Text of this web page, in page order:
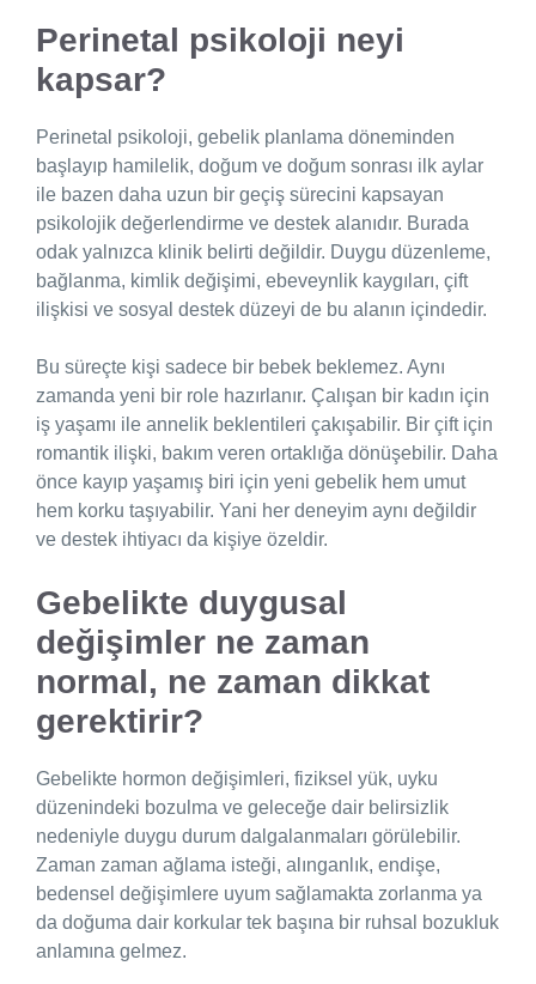
Perinetal psikoloji neyi
kapsar?
Perinetal psikoloji, gebelik planlama döneminden
başlayıp hamilelik, doğum ve doğum sonrası ilk aylar
ile bazen daha uzun bir geçiş sürecini kapsayan
psikolojik değerlendirme ve destek alanıdır. Burada
odak yalnızca klinik belirti değildir. Duygu düzenleme,
bağlanma, kimlik değişimi, ebeveynlik kaygıları, çift
ilişkisi ve sosyal destek düzeyi de bu alanın içindedir.
Bu süreçte kişi sadece bir bebek beklemez. Aynı
zamanda yeni bir role hazırlanır. Çalışan bir kadın için
iş yaşamı ile annelik beklentileri çakışabilir. Bir çift için
romantik ilişki, bakım veren ortaklığa dönüşebilir. Daha
önce kayıp yaşamış biri için yeni gebelik hem umut
hem korku taşıyabilir. Yani her deneyim aynı değildir
ve destek ihtiyacı da kişiye özeldir.
Gebelikte duygusal
değişimler ne zaman
normal, ne zaman dikkat
gerektirir?
Gebelikte hormon değişimleri, fiziksel yük, uyku
düzenindeki bozulma ve geleceğe dair belirsizlik
nedeniyle duygu durum dalgalanmaları görülebilir.
Zaman zaman ağlama isteği, alınganlık, endişe,
bedensel değişimlere uyum sağlamakta zorlanma ya
da doğuma dair korkular tek başına bir ruhsal bozukluk
anlamına gelmez.